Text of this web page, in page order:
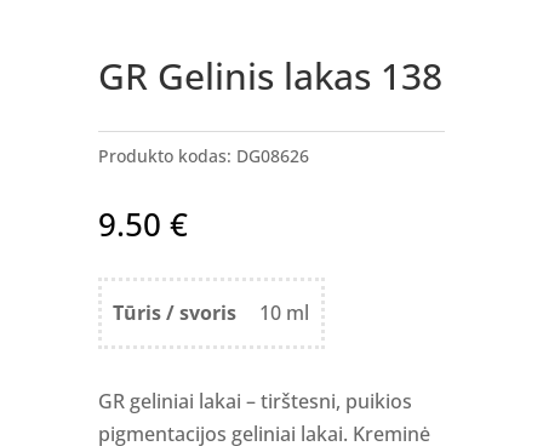
GR Gelinis lakas 138
Produkto kodas: DG08626
9.50 €
Tūris / svoris 10 ml
GR geliniai lakai – tirštesni, puikios
pigmentacijos geliniai lakai. Kreminė